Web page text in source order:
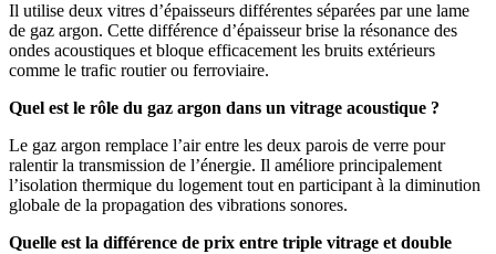
Il utilise deux vitres d’épaisseurs différentes séparées par une lame
de gaz argon. Cette différence d’épaisseur brise la résonance des
ondes acoustiques et bloque efficacement les bruits extérieurs
comme le trafic routier ou ferroviaire.
Quel est le rôle du gaz argon dans un vitrage acoustique ?
Le gaz argon remplace l’air entre les deux parois de verre pour
ralentir la transmission de l’énergie. Il améliore principalement
l’isolation thermique du logement tout en participant à la diminution
globale de la propagation des vibrations sonores.
Quelle est la différence de prix entre triple vitrage et double